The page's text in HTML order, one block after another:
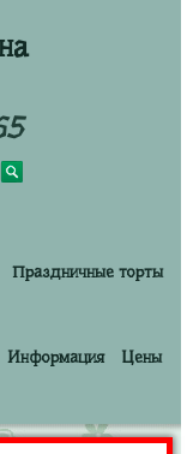
Праздничные торты
Информация
Цены